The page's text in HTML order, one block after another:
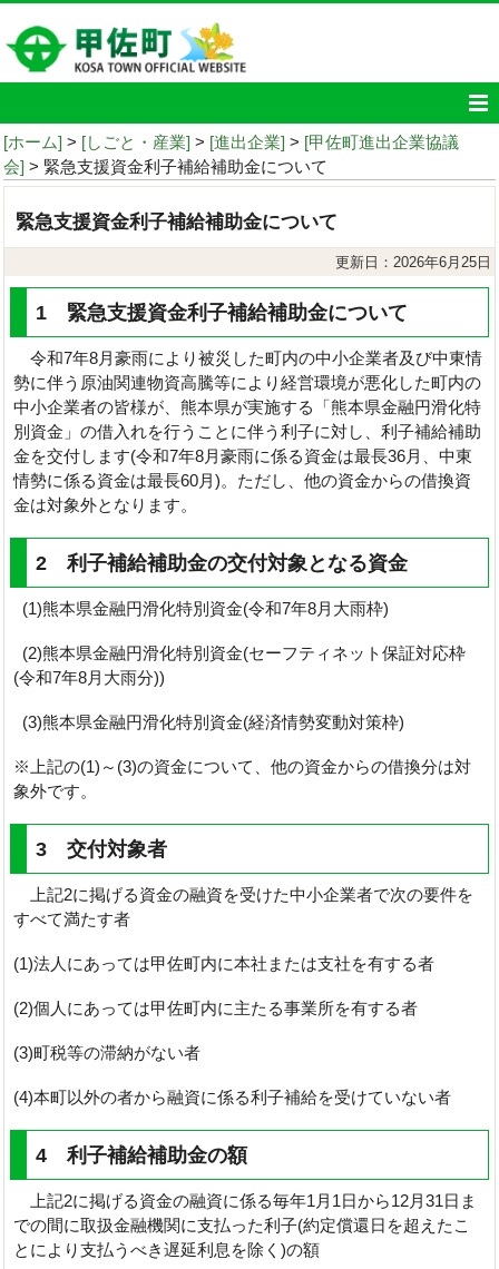
[ホーム] > [しごと・産業] > [進出企業] > [甲佐町進出企業協議
会] > 緊急支援資金利子補給補助金について
緊急支援資金利子補給補助金について
更新日：2026年6月25日
1 緊急支援資金利子補給補助金について
令和7年8月豪雨により被災した町内の中小企業者及び中東情
勢に伴う原油関連物資高騰等により経営環境が悪化した町内の
中小企業者の皆様が、熊本県が実施する「熊本県金融円滑化特
別資金」の借入れを行うことに伴う利子に対し、利子補給補助
金を交付します(令和7年8月豪雨に係る資金は最長36月、中東
情勢に係る資金は最長60月)。ただし、他の資金からの借換資
金は対象外となります。
2 利子補給補助金の交付対象となる資金
(1)熊本県金融円滑化特別資金(令和7年8月大雨枠)
(2)熊本県金融円滑化特別資金(セーフティネット保証対応枠
(令和7年8月大雨分))
(3)熊本県金融円滑化特別資金(経済情勢変動対策枠)
※上記の(1)～(3)の資金について、他の資金からの借換分は対
象外です。
3 交付対象者
上記2に掲げる資金の融資を受けた中小企業者で次の要件を
すべて満たす者
(1)法人にあっては甲佐町内に本社または支社を有する者
(2)個人にあっては甲佐町内に主たる事業所を有する者
(3)町税等の滞納がない者
(4)本町以外の者から融資に係る利子補給を受けていない者
4 利子補給補助金の額
上記2に掲げる資金の融資に係る毎年1月1日から12月31日ま
での間に取扱金融機関に支払った利子(約定償還日を超えたこ
とにより支払うべき遅延利息を除く)の額